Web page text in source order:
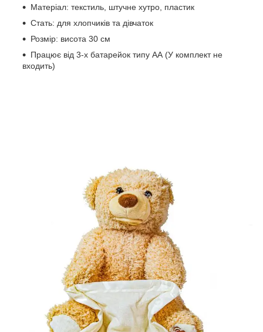
Матеріал: текстиль, штучне хутро, пластик
Стать: для хлопчиків та дівчаток
Розмір: висота 30 см
Працює від 3-х батарейок типу АА (У комплект не
входить)